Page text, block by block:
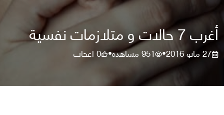
أغرب 7 حالات و متلازمات نفسية
27 مايو 2016 •
951مشاهدة•
0اعجاب